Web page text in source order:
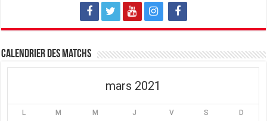
Calendrier des matchs
mars 2021
L M M J V S D